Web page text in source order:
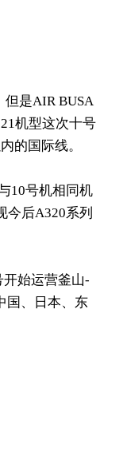
但是AIR BUSA
机型这次十号
的国际线。
10号机相同机
今后A320系列
始运营釜山-
国、日本、东